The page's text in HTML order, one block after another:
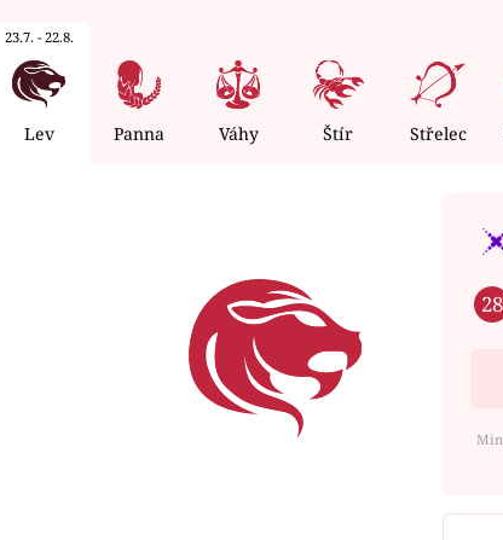
23.7. - 22.8.
Lev Panna Váhy Štír Střelec
28